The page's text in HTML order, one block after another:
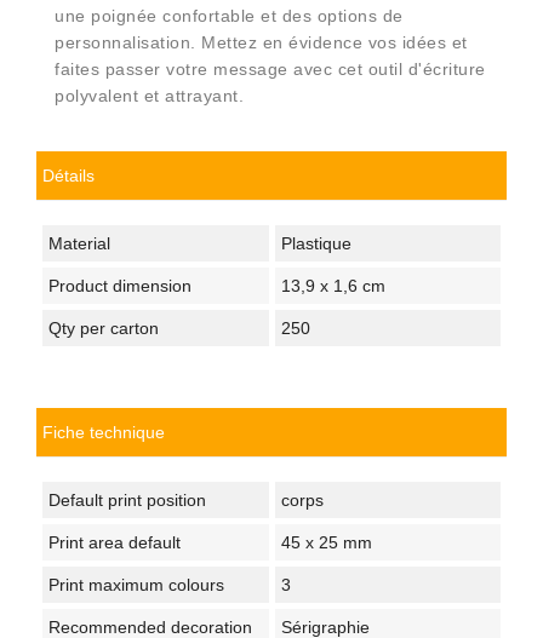
une poignée confortable et des options de
personnalisation. Mettez en évidence vos idées et
faites passer votre message avec cet outil d'écriture
polyvalent et attrayant.
Détails
Material Plastique
Product dimension 13,9 x 1,6 cm
Qty per carton 250
Fiche technique
Default print position corps
Print area default 45 x 25 mm
Print maximum colours 3
Recommended decoration
Sérigraphie